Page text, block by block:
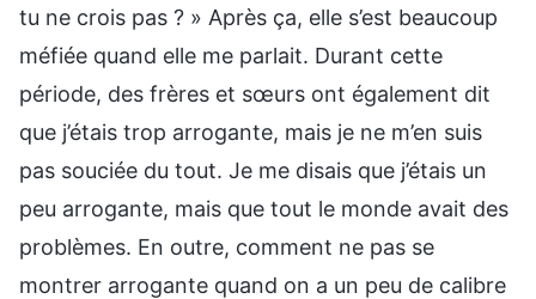
tu ne crois pas ? » Après ça, elle s’est beaucoup
méfiée quand elle me parlait. Durant cette
période, des frères et sœurs ont également dit
que j’étais trop arrogante, mais je ne m’en suis
pas souciée du tout. Je me disais que j’étais un
peu arrogante, mais que tout le monde avait des
problèmes. En outre, comment ne pas se
montrer arrogante quand on a un peu de calibre